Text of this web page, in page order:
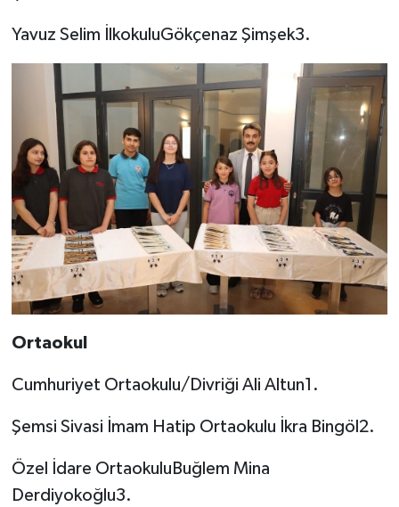
Yavuz Selim İlkokuluGökçenaz Şimşek3.
Ortaokul
Cumhuriyet Ortaokulu/Divriği Ali Altun1.
Şemsi Sivasi İmam Hatip Ortaokulu İkra Bingöl2.
Özel İdare OrtaokuluBuğlem Mina
Derdiyokoğlu3.